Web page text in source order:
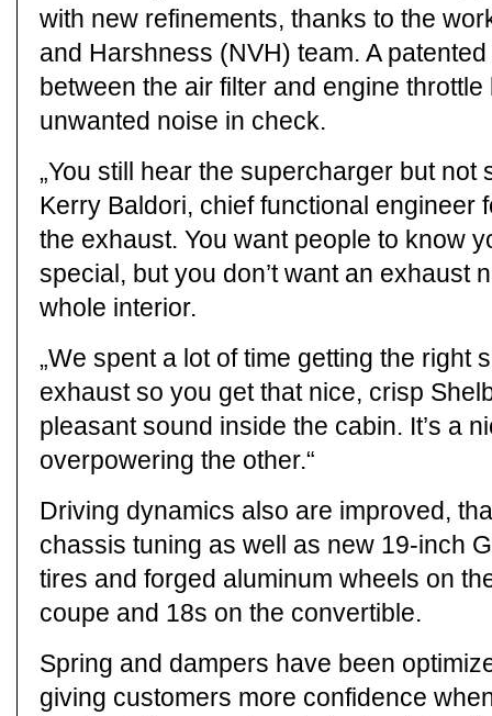
with new refinements, thanks to the
and Harshness (NVH) team. A
between the air filter and engine
unwanted noise in check.
„You still hear the supercharger but not
Kerry Baldori, chief functional engineer
the exhaust. You want people to know
special, but you don’t want an exhaust
whole interior.
„We spent a lot of time getting the right
exhaust so you get that nice, crisp
pleasant sound inside the cabin. It’s a
overpowering the other.“
Driving dynamics also are improved,
chassis tuning as well as new 19-inch
tires and forged aluminum wheels on
coupe and 18s on the convertible.
Spring and dampers have been
giving customers more confidence